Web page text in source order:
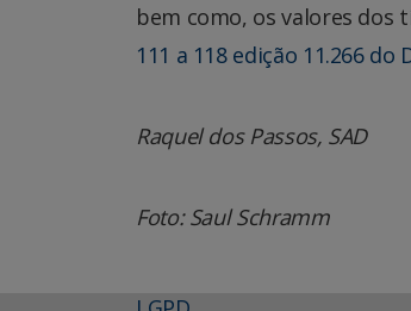
bem como, os valores dos
111 a 118 edição 11.266
Raquel dos Passos, SAD
Foto: Saul Schramm